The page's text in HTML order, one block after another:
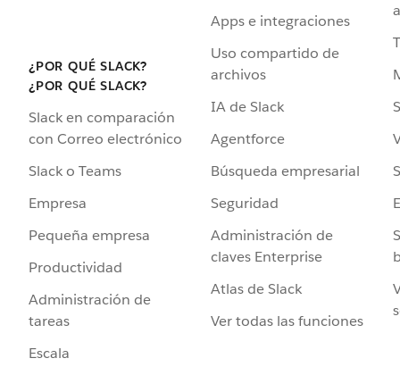
¿POR QUÉ SLACK?
¿POR QUÉ SLACK?
Slack en comparación
con Correo electrónico
Slack o Teams
Empresa
Pequeña empresa
Productividad
Administración de
tareas
Escala
Apps e integraciones
Uso compartido de
archivos
IA de Slack
Agentforce
Búsqueda empresarial
Seguridad
Administración de
claves Enterprise
Atlas de Slack
Ver todas las funciones